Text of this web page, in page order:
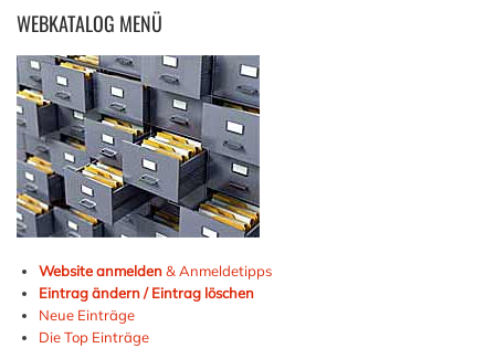
WEBKATALOG MENÜ
Website anmelden& Anmeldetipps
Eintrag ändern / Eintrag löschen
Neue Einträge
Die Top Einträge